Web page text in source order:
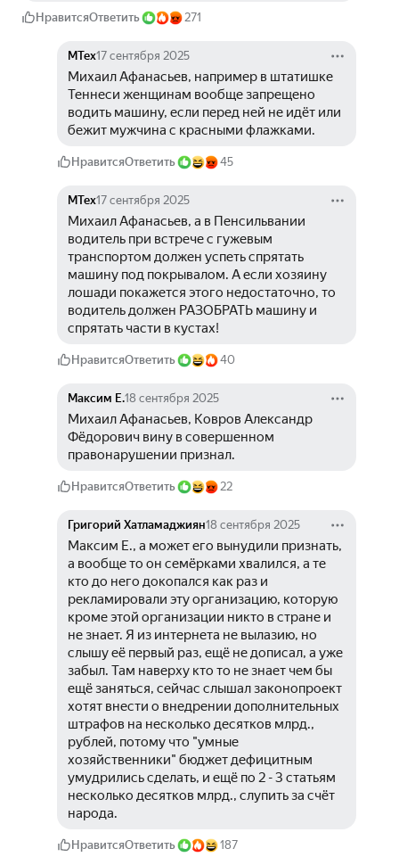
НравитсяОтветить 271
МТех17 сентября 2025
Михаил Афанасьев, например в штатишке
Теннеси женщинам вообще запрещено
водить машину, если перед ней не идёт или
бежит мужчина с красными флажками.
НравитсяОтветить 45
МТех17 сентября 2025
Михаил Афанасьев, а в Пенсильвании
водитель при встрече с гужевым
транспортом должен успеть спрятать
машину под покрывалом. А если хозяину
лошади покажется этого недостаточно, то
водитель должен РАЗОБРАТЬ машину и
спрятать части в кустах!
НравитсяОтветить 40
Максим Е.18 сентября 2025
Михаил Афанасьев, Ковров Александр
Фёдорович вину в совершенном
правонарушении признал.
НравитсяОтветить 22
Григорий Хатламаджиян18 сентября 2025
Максим Е., а может его вынудили признать,
а вообще то он семёрками хвалился, а те
кто до него докопался как раз и
рекламировали эту организацию, которую
кроме этой организации никто в стране и
не знает. Я из интернета не вылазию, но
слышу её первый раз, ещё не дописал, а уже
забыл. Там наверху кто то не знает чем бы
ещё заняться, сейчас слышал законопроект
хотят внести о внедрении дополнительных
штрафов на несколько десятков млрд.,
рублей, потому что "умные
хозяйственники" бюджет дефицитным
умудрились сделать, и ещё по 2 - 3 статьям
несколько десятков млрд., слупить за счёт
народа.
НравитсяОтветить 187